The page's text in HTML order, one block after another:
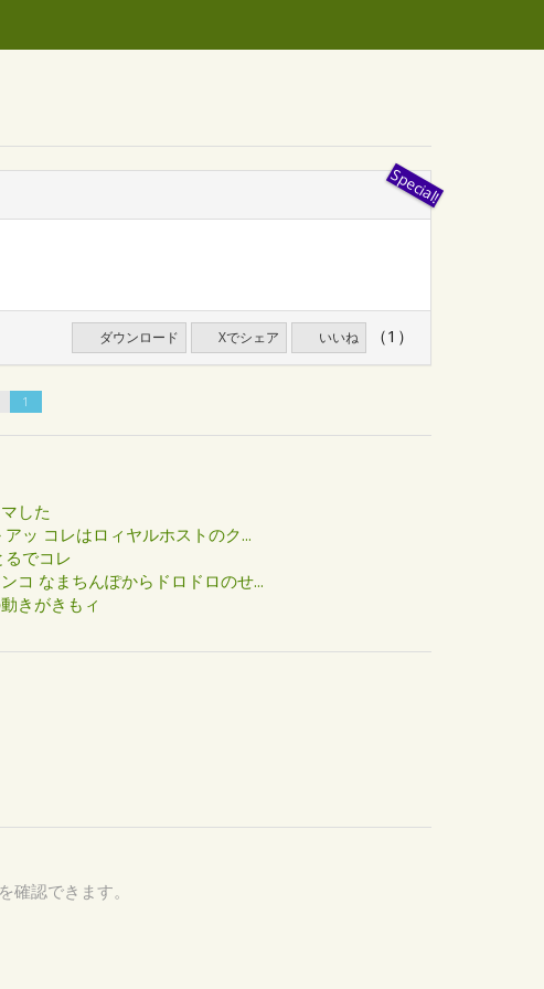
ダウンロード Xでシェア いいね （1）
1
した
ッ コレはロィヤルホストのク...
でコレ
コ なまちんぽからドロドロのせ...
きがきもィ
認できます。